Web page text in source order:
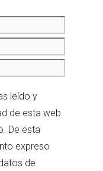
leído y
de esta web
De esta
expreso
de